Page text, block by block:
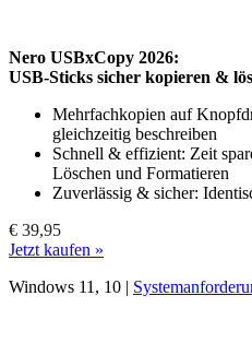
Nero USBxCopy 2026:
USB-Sticks sicher kopieren &
Mehrfachkopien auf
gleichzeitig beschreiben
Schnell & effizient: Zeit
Löschen und Formatieren
Zuverlässig & sicher:
€ 39,95
Jetzt kaufen »
Windows 11, 10 |